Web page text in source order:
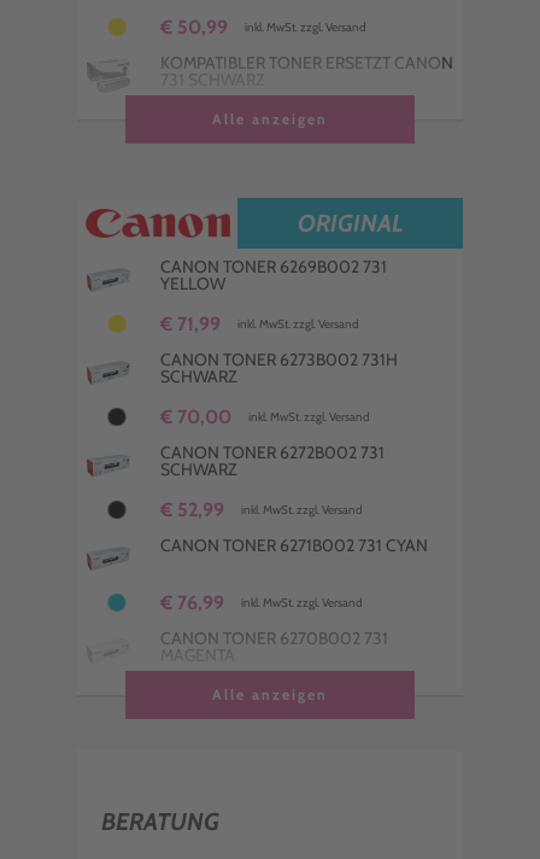
€ 50,99 inkl. MwSt. zzgl. Versand
KOMPATIBLER TONER ERSETZT CANON
731 SCHWARZ
€ 36,99 inkl. MwSt. zzgl. Versand
€ 54,99 inkl. MwSt. zzgl. Versand
Alle anzeigen
ORIGINAL
CANON TONER 6269B002 731
YELLOW
€ 71,99 inkl. MwSt. zzgl. Versand
CANON TONER 6273B002 731H
SCHWARZ
€ 70,00 inkl. MwSt. zzgl. Versand
CANON TONER 6272B002 731
SCHWARZ
€ 52,99 inkl. MwSt. zzgl. Versand
CANON TONER 6271B002 731 CYAN
€ 76,99 inkl. MwSt. zzgl. Versand
CANON TONER 6270B002 731
MAGENTA
€ 77,99 inkl. MwSt. zzgl. Versand
Alle anzeigen
BERATUNG